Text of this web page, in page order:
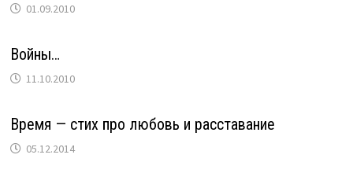
01.09.2010
Войны…
11.10.2010
Время — стих про любовь и расставание
05.12.2014